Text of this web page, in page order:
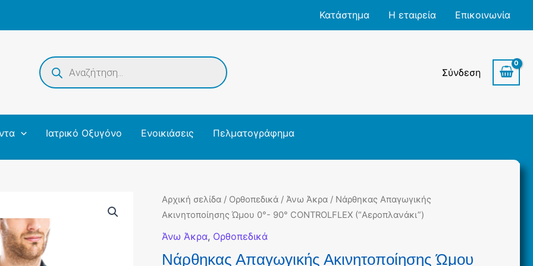
Κατάστημα Η εταιρεία Επικοινωνία
Products
search
Σύνδεση
Ιατρικό Οξυγόνο Ενοικιάσεις Πελματογράφημα
Αρχική σελίδα / Ορθοπεδικά /Άνω Άκρα / Νάρθηκας Απαγωγικής
Ακινητοποίησης Ώμου 0°- 90° CONTROLFLEX (“Αεροπλανάκι”)
Άνω Άκρα, Ορθοπεδικά
Νάρθηκας Απαγωγικής Ακινητοποίησης Ώμου